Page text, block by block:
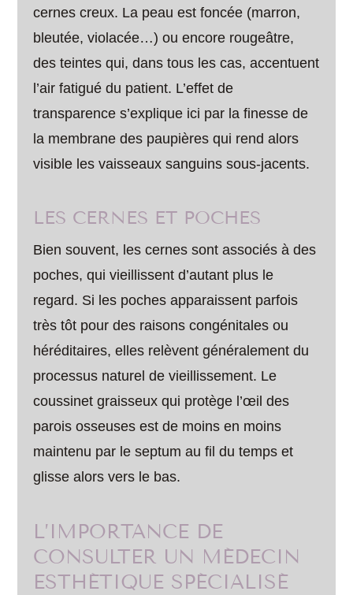
cernes creux. La peau est foncée (marron,
bleutée, violacée…) ou encore rougeâtre,
des teintes qui, dans tous les cas, accentuent
l’air fatigué du patient. L’effet de
transparence s’explique ici par la finesse de
la membrane des paupières qui rend alors
visible les vaisseaux sanguins sous-jacents.
LES CERNES ET POCHES
Bien souvent, les cernes sont associés à des
poches, qui vieillissent d’autant plus le
regard. Si les poches apparaissent parfois
très tôt pour des raisons congénitales ou
héréditaires, elles relèvent généralement du
processus naturel de vieillissement. Le
coussinet graisseux qui protège l’œil des
parois osseuses est de moins en moins
maintenu par le septum au fil du temps et
glisse alors vers le bas.
L’IMPORTANCE DE
CONSULTER UN MÉDECIN
ESTHÉTIQUE SPÉCIALISÉ